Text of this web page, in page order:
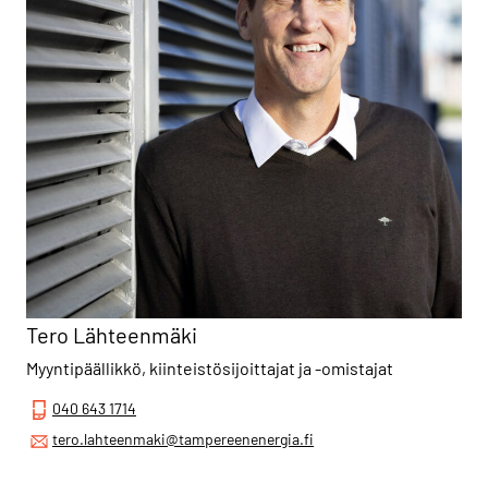
Tero Lähteenmäki
Myyntipäällikkö, kiinteistösijoittajat ja -omistajat
040 643 1714
tero.lahteenmaki@tampereenenergia.fi